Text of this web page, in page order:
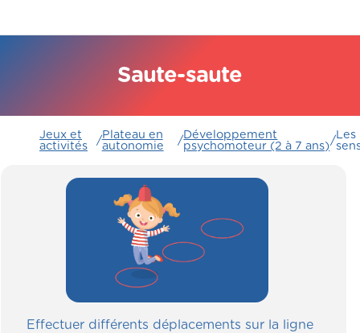
Saute-saute
Jeux et
activités
/Plateau en
autonomie
/Développement
psychomoteur (2 à 7 ans)/Les
Effectuer différents déplacements sur la ligne